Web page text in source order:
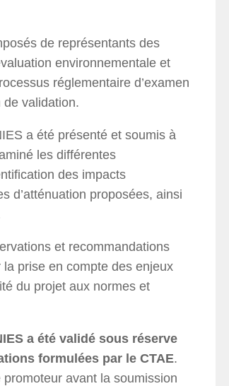
de représentants des
environnementale et
réglementaire d’examen
validation.
a été présenté et soumis à
les différentes
des impacts
d’atténuation proposées, ainsi
et recommandations
prise en compte des enjeux
du projet aux normes et
a été validé sous réserve
formulées par le CTAE.
avant la soumission